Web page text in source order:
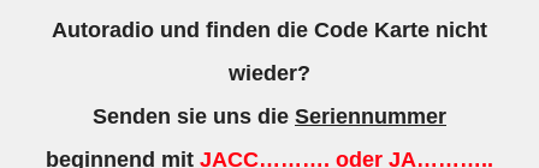
Autoradio und finden die Code Karte nicht
wieder?
Senden sie uns die Seriennummer
beginnend mit JACC………. oder JA………..